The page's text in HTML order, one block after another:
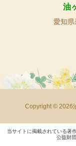
油
愛知
Copyright © 2026
当サイトに掲載されている著
公益財